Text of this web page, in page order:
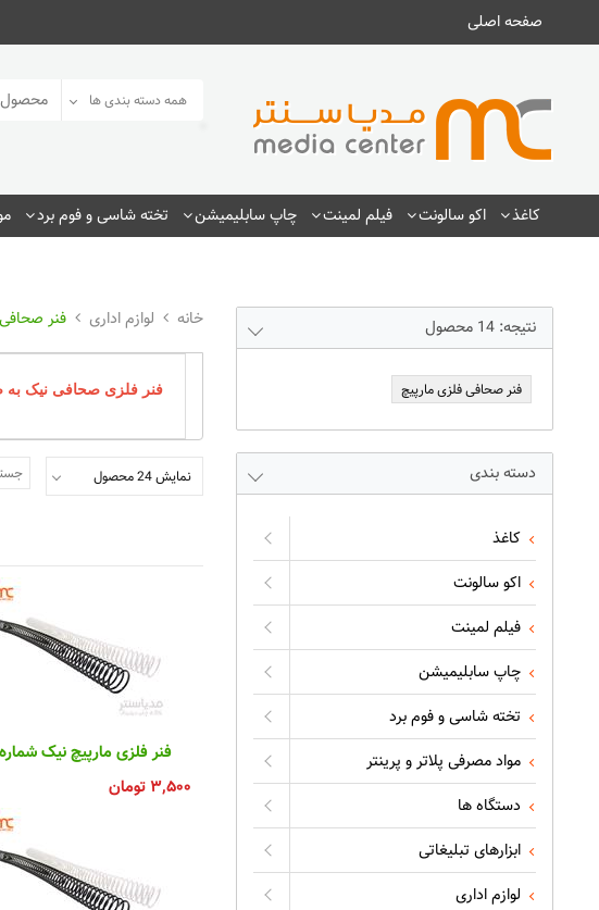
صفحه اصلی
همه دسته بندی ها
کاغذ اکو سالونت فیلم لمینت چاپ سابلیمیشن تخته شاسی و فوم برد
لوازم اداری فنر
فنر فلزی صحافی نیک به صورت
نمایش 24 محصول
فنر فلزی مارپیچ نیک شماره 8
۳,۵۰۰تومان
نتیجه: 14 محصول
فنر صحافی فلزی مارپیچ
دسته بندی
کاغذ
اکو سالونت
فیلم لمینت
چاپ سابلیمیشن
تخته شاسی و فوم برد
مواد مصرفی پلاتر و پرینتر
دستگاه ها
ابزارهای تبلیغاتی
لوازم اداری